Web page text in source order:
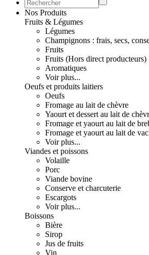
Nos Produits
Fruits & Légumes
Légumes
Champignons : frais, secs,
Fruits
Fruits (Hors direct producteurs)
Aromatiques
Voir plus...
Oeufs et produits laitiers
Oeufs
Fromage au lait de chèvre
Yaourt et dessert au lait de
Fromage et yaourt au lait de
Fromage et yaourt au lait de
Voir plus...
Viandes et poissons
Volaille
Porc
Viande bovine
Conserve et charcuterie
Escargots
Voir plus...
Boissons
Bière
Sirop
Jus de fruits
Vin